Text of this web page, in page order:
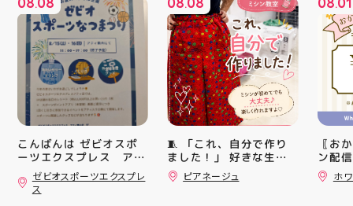
キャラクターや雑貨、
ファッションが好きな方
大歓迎️‍️‍️‍ Wワークされてる
方も可能ですよ！ 求人
サイト「エンゲージ」で
もご応募可能です‍♀️ ️DM
でのご応募は不可となり
ます️ 私達と一緒に楽し
くお仕事しましょう️ お
電話、ご応募お待ちして
おります！ #スタッフ募
集 #アティ郡山 #福島県
#郡山駅前 #郡山市
.
こんばんは ゼビオスポ
ーツエクスプレス アテ
ィ郡山です ・ 本日は
「ゼビオスポーツなつま
つり」開催のお知らせで
ゼビオスポーツエクスプレ
ス
.
🧵 「これ、自分で作り
ました！」 好きな生地
を選んで、ミシンで少し
ずつ形にしていく時間
ピアネージュ
が と
にゅ
みつ
い…
に入
らの
中華
中華
レン
シル
.
〖お
ン配
ッパ
￥
ホ